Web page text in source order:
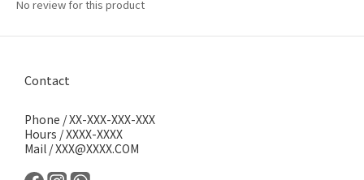
No review for this product
Contact
Phone / XX-XXX-XXX-XXX
Hours / XXXX-XXXX
Mail / XXX@XXXX.COM